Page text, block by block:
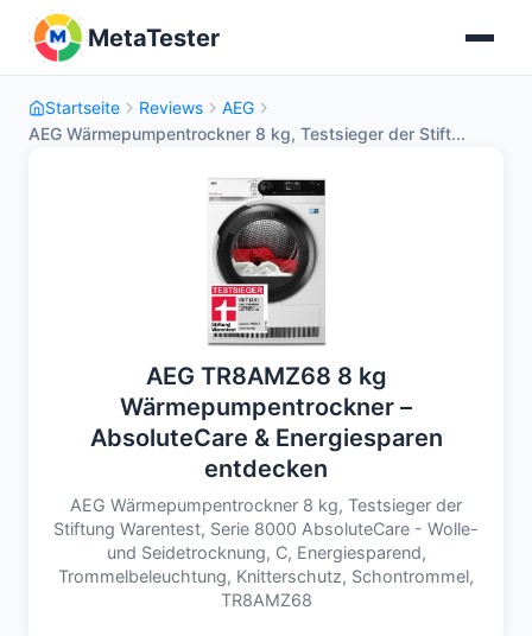
MetaTester
Startseite Reviews
AEG
AEG Wärmepumpentrockner 8 kg, Testsieger der Stift...
AEG TR8AMZ68 8 kg
Wärmepumpentrockner –
AbsoluteCare & Energiesparen
entdecken
AEG Wärmepumpentrockner 8 kg, Testsieger der
Stiftung Warentest, Serie 8000 AbsoluteCare - Wolle-
und Seidetrocknung, C, Energiesparend,
Trommelbeleuchtung, Knitterschutz, Schontrommel,
TR8AMZ68